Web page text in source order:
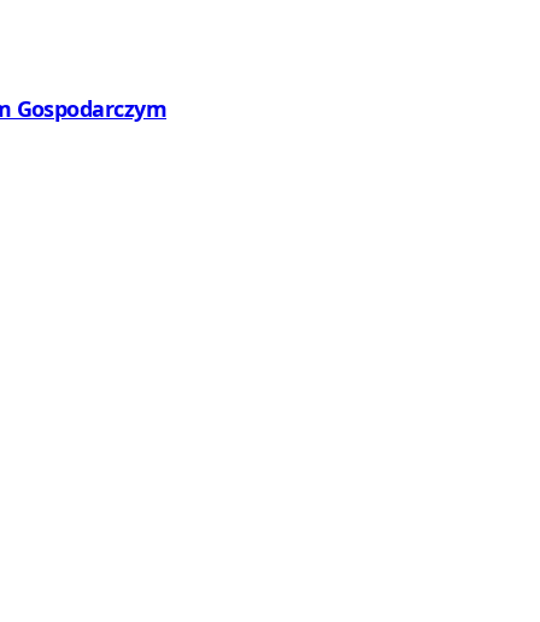
Gospodarczym